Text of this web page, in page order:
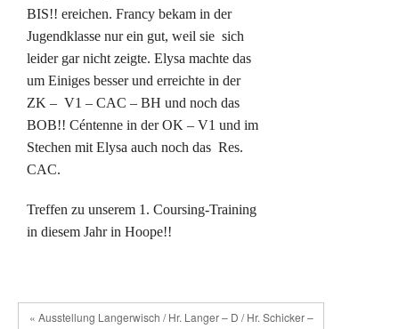
BIS!! ereichen. Francy bekam in der
Jugendklasse nur ein gut, weil sie sich
leider gar nicht zeigte. Elysa machte das
um Einiges besser und erreichte in der
ZK – V1 – CAC – BH und noch das
BOB!! Céntenne in der OK – V1 und im
Stechen mit Elysa auch noch das Res.
CAC.
Treffen zu unserem 1. Coursing-Training
in diesem Jahr in Hoope!!
« Ausstellung Langerwisch / Hr. Langer – D / Hr. Schicker –